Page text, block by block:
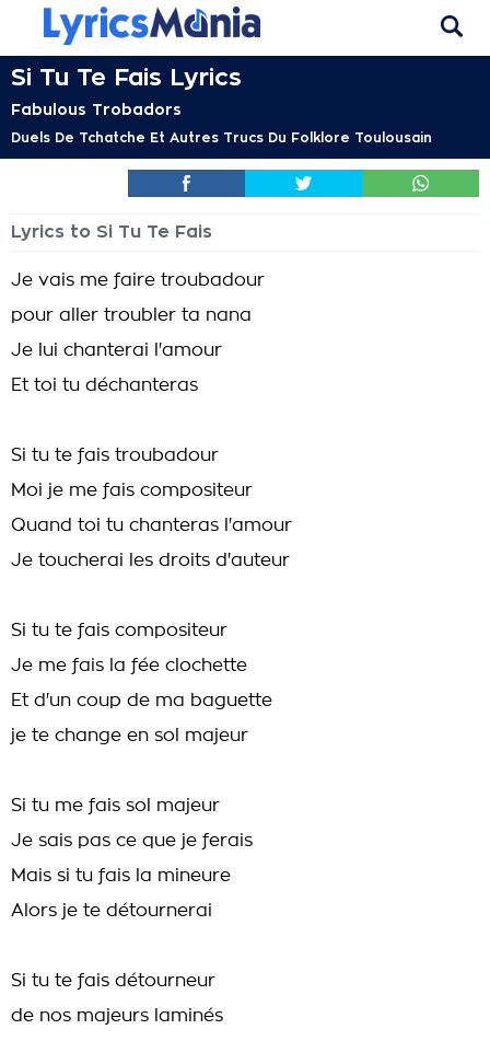
Si Tu Te Fais Lyrics
Fabulous Trobadors
Duels De Tchatche Et Autres Trucs Du Folklore Toulousain
Lyrics to Si Tu Te Fais
Je vais me faire troubadour
pour aller troubler ta nana
Je lui chanterai l'amour
Et toi tu déchanteras
Si tu te fais troubadour
Moi je me fais compositeur
Quand toi tu chanteras l'amour
Je toucherai les droits d'auteur
Si tu te fais compositeur
Je me fais la fée clochette
Et d'un coup de ma baguette
je te change en sol majeur
Si tu me fais sol majeur
Je sais pas ce que je ferais
Mais si tu fais la mineure
Alors je te détournerai
Si tu te fais détourneur
de nos majeurs laminés